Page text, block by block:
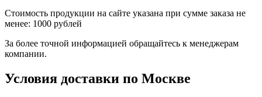
Стоимость продукции на сайте указана при сумме заказа не
менее: 1000 рублей
За более точной информацией обращайтесь к менеджерам
компании.
Условия доставки по Москве